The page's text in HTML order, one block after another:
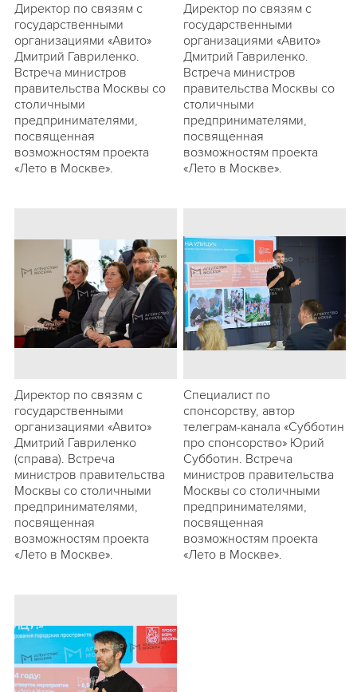
Директор по связям с
государственными
организациями «Авито»
Дмитрий Гавриленко.
Встреча министров
правительства Москвы со
столичными
предпринимателями,
посвященная
возможностям проекта
«Лето в Москве».
Директор по связям с
государственными
организациями «Авито»
Дмитрий Гавриленко.
Встреча министров
правительства Москвы со
столичными
предпринимателями,
посвященная
возможностям проекта
«Лето в Москве».
Директор по связям с
государственными
организациями «Авито»
Дмитрий Гавриленко
(справа). Встреча
министров правительства
Москвы со столичными
предпринимателями,
посвященная
возможностям проекта
«Лето в Москве».
Специалист по
спонсорству, автор
телеграм-канала «Субботин
про спонсорство» Юрий
Субботин. Встреча
министров правительства
Москвы со столичными
предпринимателями,
посвященная
возможностям проекта
«Лето в Москве».